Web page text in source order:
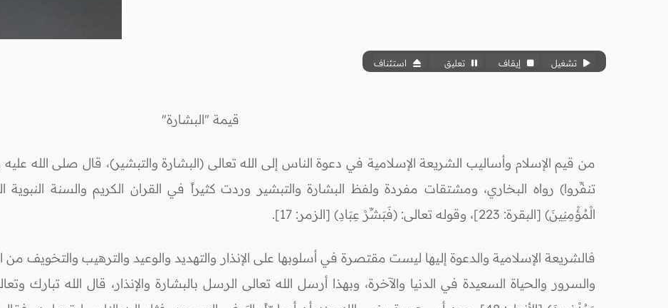
تشغيل إيقاف تعليق استئناف
قيمة "البشارة"
من قيم الإسلام وأساليب الشريعة الإسلامية في دعوة الناس إلى الله تعالى (البشارة والتبشير)، قال صلى الله
تنفِّروا) رواه البخاري، ومشتقات مفردة ولفظ البشارة والتبشير وردت كثيراً في القران الكريم والسنة
‌الْمُؤْمِنِينَ) [البقرة: 223]، وقوله تعالى: (‌فَبَشِّرْ ‌عِبَادِ) [الزمر: 17].
فالشريعة الإسلامية والدعوة إليها ليست مقتصرة في أسلوبها على الإنذار والتهديد والوعيد والترهيب والتخويف من
والسرور والحياة السعيدة في الدنيا والآخرة، وبهذا أرسل الله تعالى الرسل بالبشارة والإنذار، قال الله تبارك